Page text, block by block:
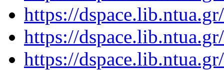
https://
https://
https://